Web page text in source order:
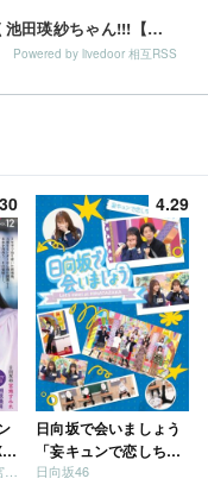
林瑠奈ちゃんの巧みな話術とそれを見抜く池田瑛紗ちゃん!!!【乃木坂46】
Powered by livedoor 相互RSS
日向坂46 正源司陽子 宮地すみれ
4.29
日向坂で会いましょう
「妄キュンで恋しちゃ
いましょう」「どっち
日向坂46